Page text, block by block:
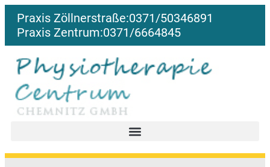
Praxis Zöllnerstraße:0371/50346891
Praxis Zentrum:0371/6664845